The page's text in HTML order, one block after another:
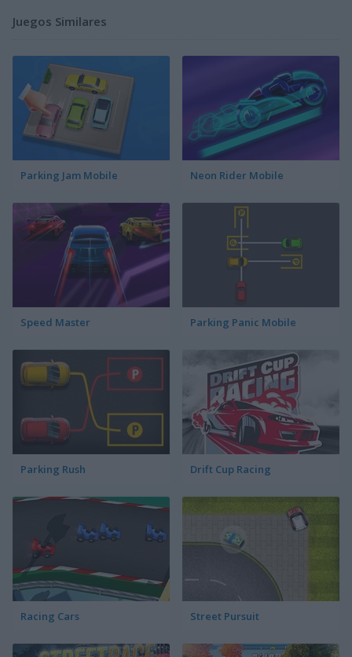
Juegos Similares
Parking Jam Mobile Neon Rider Mobile
Speed Master Parking Panic Mobile
Parking Rush Drift Cup Racing
Racing Cars Street Pursuit